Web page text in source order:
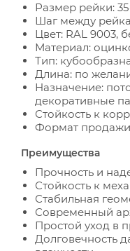
Размер рейки:
Шаг между
Цвет: RAL 9003,
Материал:
Тип:
Длина: по
Назначение:
декоративные
Стойкость к
Формат
Преимущества
Прочность и
Стойкость к
Стабильная
Современный
Простой уход в
Долговечность